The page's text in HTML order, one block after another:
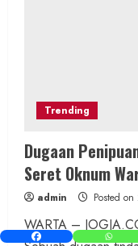
Trending
Dugaan
Seret Oknum
admin Posted
WARTA –